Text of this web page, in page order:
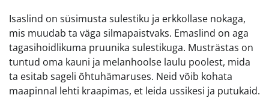
Isaslind on süsimusta sulestiku ja erkkollase nokaga,
mis muudab ta väga silmapaistvaks. Emaslind on aga
tagasihoidlikuma pruunika sulestikuga. Musträstas on
tuntud oma kauni ja melanhoolse laulu poolest, mida
ta esitab sageli õhtuhämaruses. Neid võib kohata
maapinnal lehti kraapimas, et leida ussikesi ja putukaid.